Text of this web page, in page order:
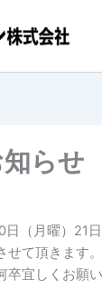
らせ
（月曜）21
て頂きます。
宜しくお願い